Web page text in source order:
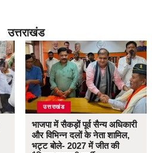
उत्तराखंड
उत्तराखंड
भाजपा में सैकड़ों पूर्व सैन्य अधिकारी
और विभिन्न दलों के नेता शामिल,
भट्ट बोले- 2027 में जीत की